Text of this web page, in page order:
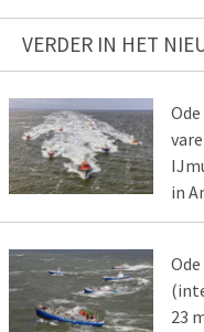
VERDER IN HET
in
23